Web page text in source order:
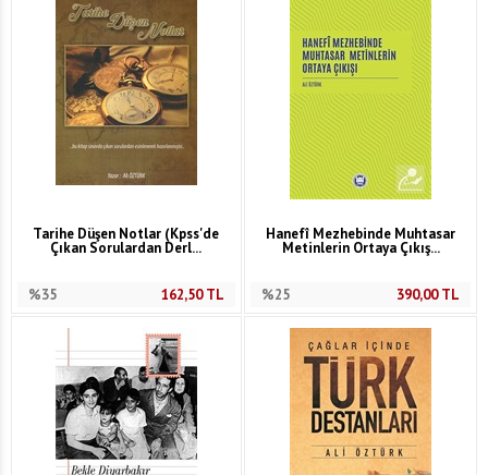
Tarihe Düşen Notlar (Kpss'de
Çıkan Sorulardan Derl...
%35 162,50TL
Hanefî Mezhebinde Muhtasar
Metinlerin Ortaya Çıkış...
%25 390,00TL